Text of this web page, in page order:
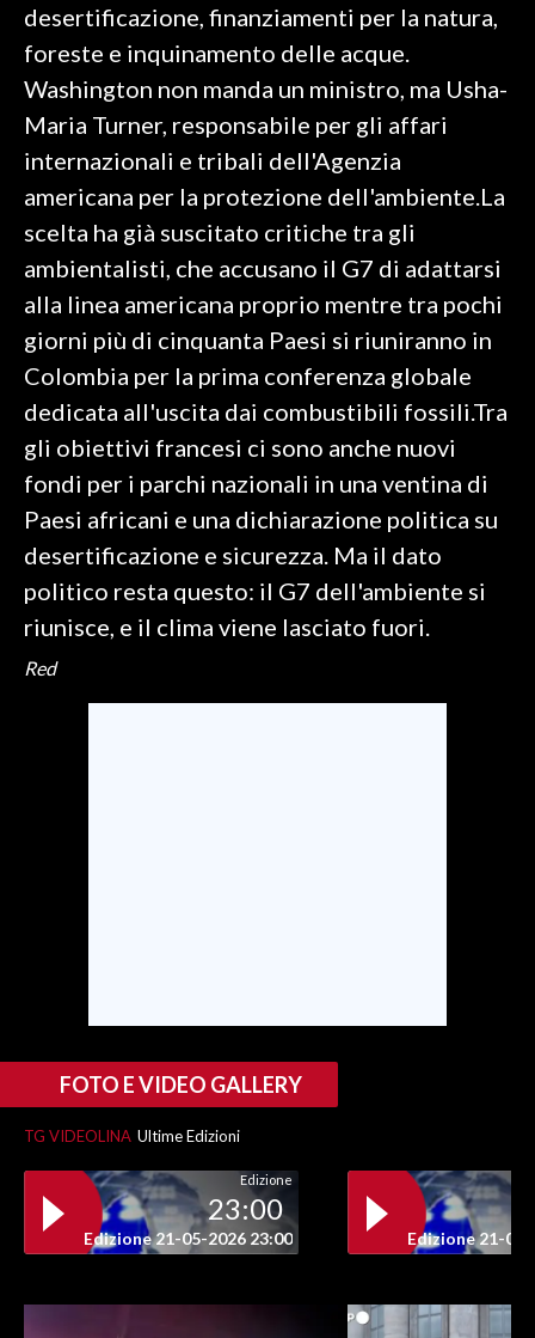
SALUTE
SARDEGNA TURISMO
SARDI NEL MONDO
NOTIZIE
EVENTI
3 MINUTI CON
INSULARITÀ
INFO AZIENDE
ABBONATI
PUBBLICITÀ
STORE
desertificazione, finanziamenti per la natura,
foreste e inquinamento delle acque.
Washington non manda un ministro, ma Usha-
Maria Turner, responsabile per gli affari
internazionali e tribali dell'Agenzia
americana per la protezione dell'ambiente.La
scelta ha già suscitato critiche tra gli
ambientalisti, che accusano il G7 di adattarsi
alla linea americana proprio mentre tra pochi
giorni più di cinquanta Paesi si riuniranno in
Colombia per la prima conferenza globale
dedicata all'uscita dai combustibili fossili.Tra
gli obiettivi francesi ci sono anche nuovi
fondi per i parchi nazionali in una ventina di
Paesi africani e una dichiarazione politica su
desertificazione e sicurezza. Ma il dato
politico resta questo: il G7 dell'ambiente si
riunisce, e il clima viene lasciato fuori.
Red
FOTO E VIDEO GALLERY
TG VIDEOLINA Ultime Edizioni
Edizione
23:00
Edizione 21-05-2026 23:00 Edizione 21-05-